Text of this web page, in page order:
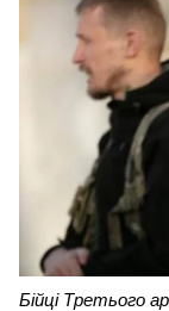
Бійці Третього